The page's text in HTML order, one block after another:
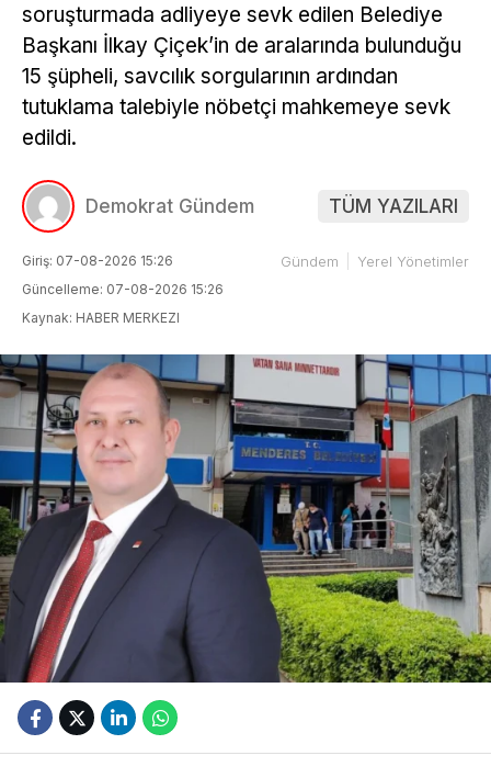
soruşturmada adliyeye sevk edilen Belediye
Başkanı İlkay Çiçek’in de aralarında bulunduğu
15 şüpheli, savcılık sorgularının ardından
tutuklama talebiyle nöbetçi mahkemeye sevk
edildi.
Demokrat Gündem TÜM YAZILARI
Giriş: 07-08-2026 15:26
Güncelleme: 07-08-2026 15:26
Kaynak: HABER MERKEZI
Gündem Yerel Yönetimler